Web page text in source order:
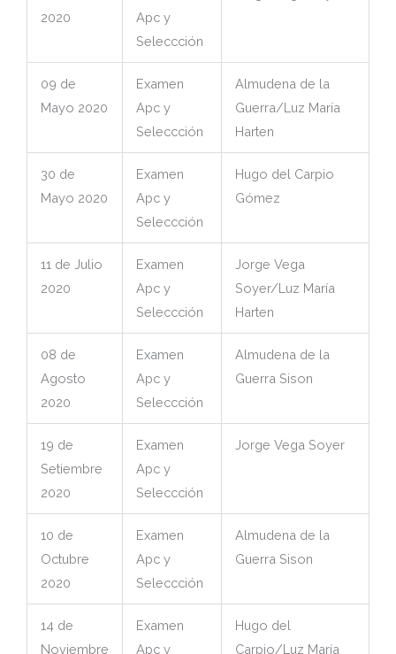
2020
Apc y
Seleccción
09 de
Mayo 2020
Examen
Apc y
Seleccción
Almudena de la
Guerra/Luz María
Harten
30 de
Mayo 2020
Examen
Apc y
Seleccción
Hugo del Carpio
Gómez
11 de Julio
2020
Examen
Apc y
Seleccción
Jorge Vega
Soyer/Luz María
Harten
08 de
Agosto
2020
Examen
Apc y
Seleccción
Almudena de la
Guerra Sison
19 de
Setiembre
2020
Examen
Apc y
Seleccción
Jorge Vega Soyer
10 de
Octubre
2020
Examen
Apc y
Seleccción
Almudena de la
Guerra Sison
14 de
Noviembre
Examen
Apc y
Hugo del
Carpio/Luz María